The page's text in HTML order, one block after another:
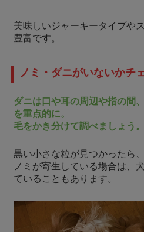
美味しいジャーキータイプや
豊富です。
ノミ・ダニがいないかチ
ダニは口や耳の周辺や指の間
を重点的に。
毛をかき分けて調べましょう。
黒い小さな粒が見つかったら
ノミが寄生している場合は、
ていることもあります。